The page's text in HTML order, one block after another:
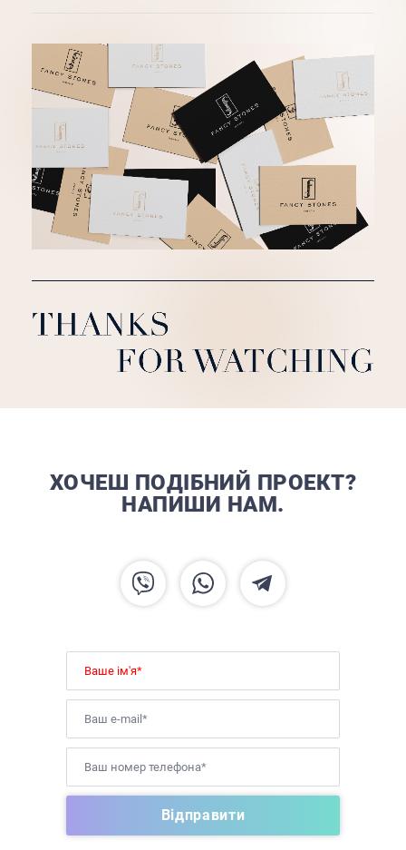
ХОЧЕШ ПОДІБНИЙ ПРОЕКТ?
НАПИШИ НАМ.